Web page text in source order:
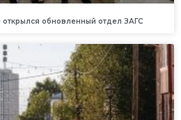
обновленный отдел ЗАГС